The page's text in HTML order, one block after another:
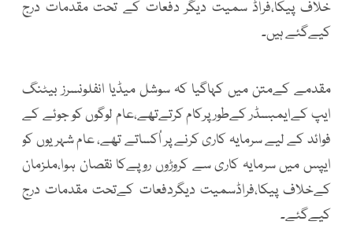
خلاف پیکا،فراڈ سمیت دیگر دفعات کے تحت مقدمات درج
کیےگئے ہیں۔
مقدمے کےمتن میں کہاگیا کہ سوشل میڈیا انفلونسرز بیٹنگ
ایپ کےایمبسڈر کےطورپرکام کرتےتھے،عام لوگوں کو جوئے کے
فوائد کے لیے سرمایہ کاری کرنے پر اُکساتے تھے، عام شہریوں کو
ایپس میں سرمایہ کاری سے کروڑوں روپےکا نقصان ہوا،ملزمان
کےخلاف پیکا،فراڈسمیت دیگردفعات کےتحت مقدمات درج
کیےگئے۔